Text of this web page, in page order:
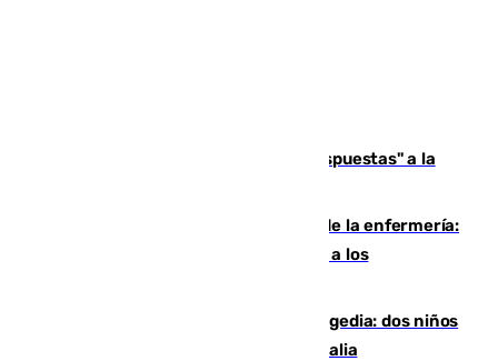
Más de 15.000 ceutíes reclaman "respuestas" a la
Buenas noticias para el Málaga desde la enfermería:
Juan Cruz se incorpora con normalidad a los
Una venganza familiar acaba en tragedia: dos niños
y un adulto mueren en una piscina en Italia